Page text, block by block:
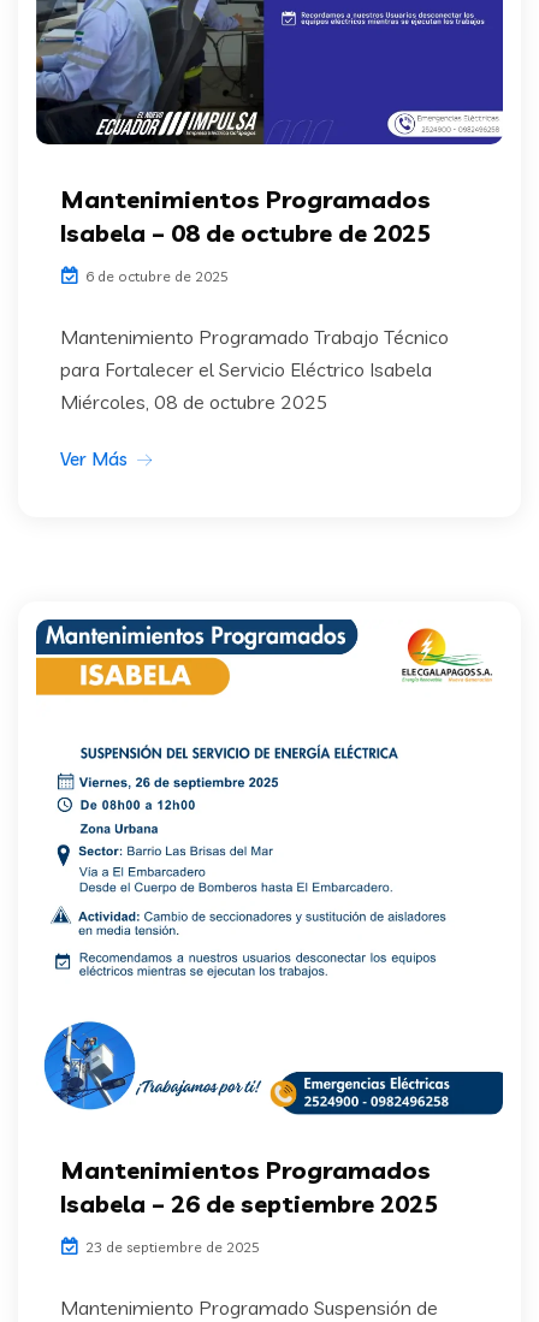
Mantenimientos Programados
Isabela – 08 de octubre de 2025
6 de octubre de 2025
Mantenimiento Programado Trabajo Técnico
para Fortalecer el Servicio Eléctrico Isabela
Miércoles, 08 de octubre 2025
Ver Más
Mantenimientos Programados
Isabela – 26 de septiembre 2025
23 de septiembre de 2025
Mantenimiento Programado Suspensión de